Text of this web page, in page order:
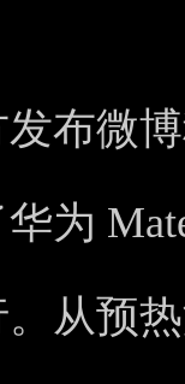
布微
为
从预